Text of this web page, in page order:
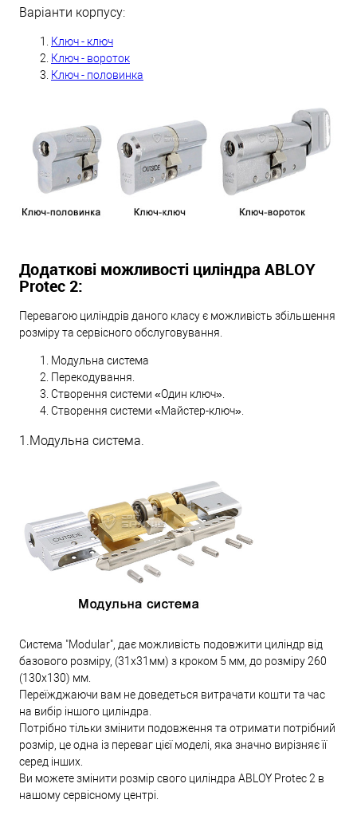
Варіанти корпусу:
Ключ - ключ
Ключ - вороток
Ключ - половинка
Додаткові можливості циліндра ABLOY
Protec 2:
Перевагою циліндрів даного класу є можливість збільшення
розміру та сервісного обслуговування.
Модульна система
Перекодування.
Створення системи «Один ключ».
Створення системи «Майстер-ключ».
1.Модульна система.
Система "Modular", дає можливість подовжити циліндр від
базового розміру, (31х31мм) з кроком 5 мм, до розміру 260
(130х130) мм.
Переїжджаючи вам не доведеться витрачати кошти та час
на вибір іншого циліндра.
Потрібно тільки змінити подовження та отримати потрібний
розмір, це одна із переваг цієї моделі, яка значно вирізняє її
серед інших.
Ви можете змінити розмір свого циліндра ABLOY Protec 2 в
нашому сервісному центрі.